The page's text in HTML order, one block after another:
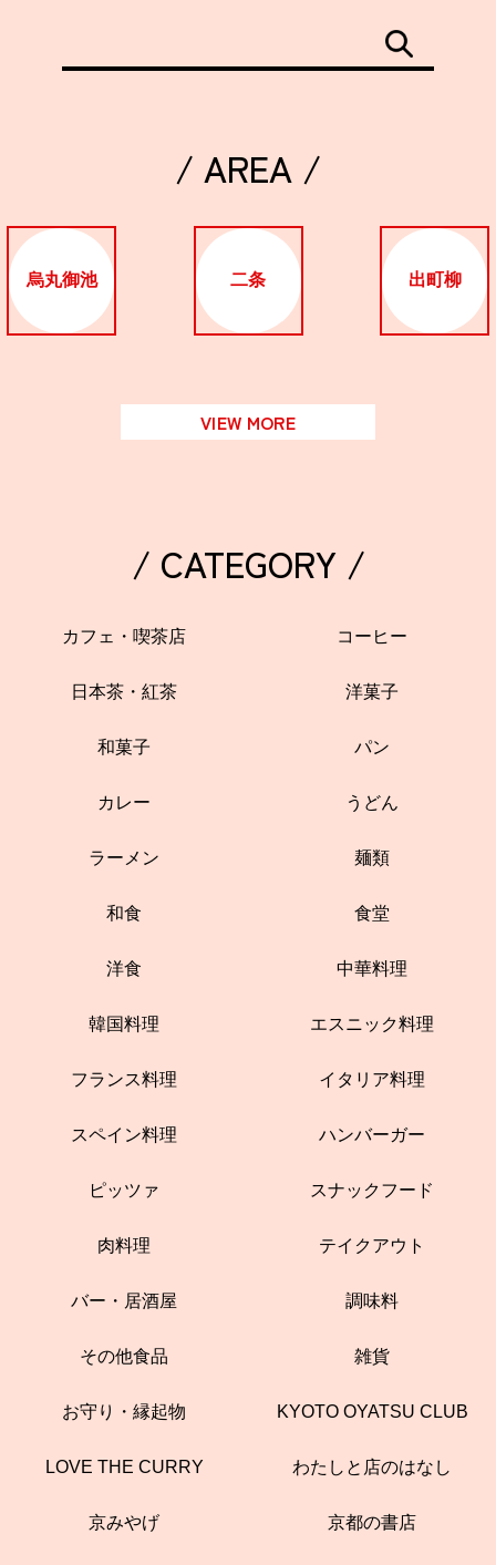
/ AREA /
烏丸御池 二条 出町柳
VIEW MORE
/ CATEGORY /
カフェ・喫茶店 コーヒー
日本茶・紅茶 洋菓子
和菓子 パン
カレー うどん
ラーメン 麺類
和食 食堂
洋食 中華料理
韓国料理 エスニック料理
フランス料理 イタリア料理
スペイン料理 ハンバーガー
ピッツァ スナックフード
肉料理 テイクアウト
バー・居酒屋 調味料
その他食品 雑貨
お守り・縁起物 KYOTO OYATSU CLUB
LOVE THE CURRY わたしと店のはなし
京みやげ 京都の書店